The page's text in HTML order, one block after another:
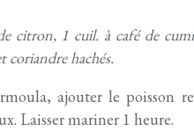
citron, 1 cuil. à café de
coriandre hachés.
ajouter le poisson
Laisser mariner 1 heure.